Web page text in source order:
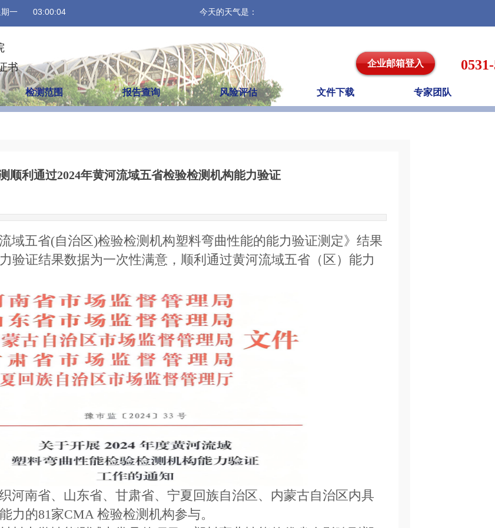
期一 03:00:05 今天的天气是：
检测范围 报告查询 风险评估 文件下载 专家团队
书 企业邮箱登入
顺利通过2024年黄河流域五省检验检测机构能力验证
域五省(自治区)检验检测机构塑料弯曲性能的能力验证测定》结果
验证结果数据为一次性满意，顺利通过黄河流域五省（区）能力
河南省、山东省、甘肃省、宁夏回族自治区、内蒙古自治区内具
力的81家CMA 检验检测机构参与。